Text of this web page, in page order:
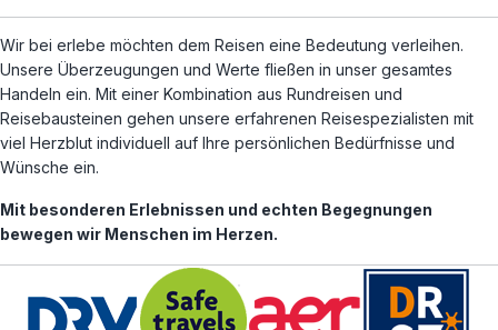
Wir bei erlebe möchten dem Reisen eine Bedeutung verleihen.
Unsere Überzeugungen und Werte fließen in unser gesamtes
Handeln ein. Mit einer Kombination aus Rundreisen und
Reisebausteinen gehen unsere erfahrenen Reisespezialisten mit
viel Herzblut individuell auf Ihre persönlichen Bedürfnisse und
Wünsche ein.
Mit besonderen Erlebnissen und echten Begegnungen
bewegen wir Menschen im Herzen.